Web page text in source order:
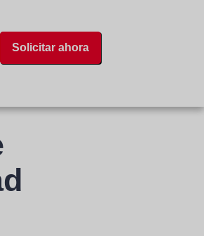
Solicitar ahora